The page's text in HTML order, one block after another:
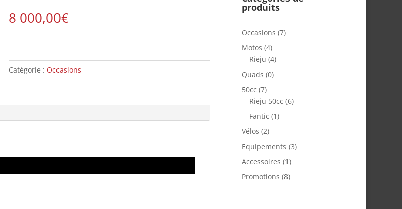
8 000,00€
Catégorie : Occasions
produits
Occasions (7)
Motos (4)
Rieju (4)
Quads (0)
50cc (7)
Rieju 50cc (6)
Fantic (1)
Vélos (2)
Equipements (3)
Accessoires (1)
Promotions (8)